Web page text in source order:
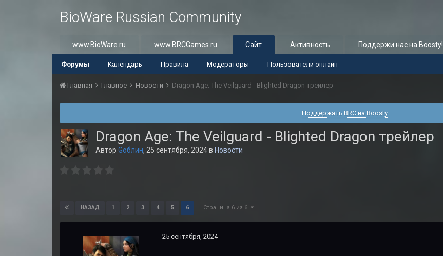
BioWare Russian Community
www.BioWare.ru www.BRCGames.ru Сайт
Форумы Календарь Правила Модераторы Пользователи онлайн
Активность Поддержи нас на Boosty!
Главная Главное Новости Dragon Age: The Veilguard - Blighted Dragon трейлер
Поддержать BRC на Boosty
Dragon Age: The Veilguard - Blighted Dragon трейлер
Автор Gоблин, 25 сентября, 2024в Новости
НАЗАД 1 2 3 4 5 6 Страница 6 из 6
25 сентября, 2024